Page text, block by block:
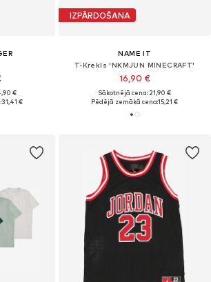
€
31,41 €
IZPĀRDOŠANA
NAME IT
T-Krekls 'NKMJUN MINECRAFT'
16,90 €
Sākotnējā cena: 21,90 €
Pēdējā zemākā cena:15,21 €